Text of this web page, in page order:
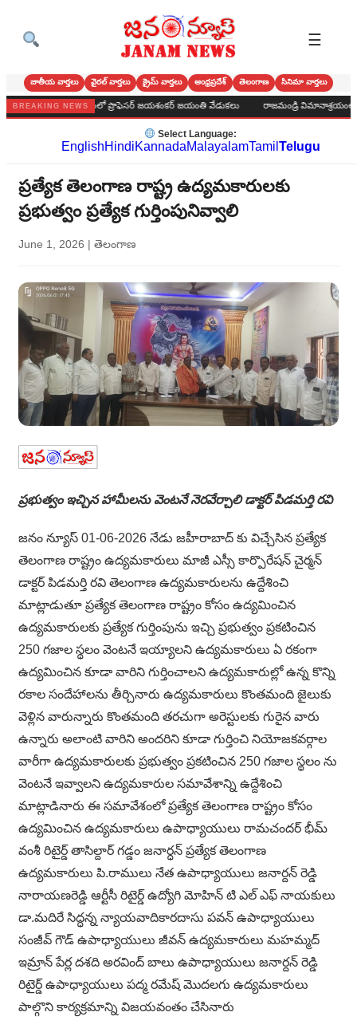
☰
జాతీయ వార్తలు వైరల్ వార్తలు క్రైమ్ వార్తలు ఆంధ్రప్రదేశ్ తెలంగాణ సినిమా వార్తలు
BREAKING NEWS
కార్యాలయంలో ప్రొఫెసర్ జయశంకర్ జయంతి వేడుకలు రాజమండ్రి విమానాశ్రయంలో పూసర్ల
Select Language:
EnglishHindiKannadaMalayalamTamil Telugu
ప్రత్యేక తెలంగాణ రాష్ట్ర ఉద్యమకారులకు
ప్రభుత్వం ప్రత్యేక గుర్తింపునివ్వాలి
June 1, 2026 | తెలంగాణ
ప్రభుత్వం ఇచ్చిన హామీలను వెంటనే నెరవేర్చాలి డాక్టర్ పిడమర్తి రవి
జనం న్యూస్ 01-06-2026 నేడు జహీరాబాద్ కు విచ్చేసిన ప్రత్యేక
తెలంగాణ రాష్ట్రం ఉద్యమకారులు మాజీ ఎస్సీ కార్పొరేషన్ చైర్మన్
డాక్టర్ పిడమర్తి రవి తెలంగాణ ఉద్యమకారులను ఉద్దేశించి
మాట్లాడుతూ ప్రత్యేక తెలంగాణ రాష్ట్రం కోసం ఉద్యమించిన
ఉద్యమకారులకు ప్రత్యేక గుర్తింపును ఇచ్చి ప్రభుత్వం ప్రకటించిన
250 గజాల స్థలం వెంటనే ఇయ్యాలని ఉద్యమకారులు ఏ రకంగా
ఉద్యమించిన కూడా వారిని గుర్తించాలని ఉద్యమకారుల్లో ఉన్న కొన్ని
రకాల సందేహాలను తీర్చినారు ఉద్యమకారులు కొంతమంది జైలుకు
వెళ్లిన వారున్నారు కొంతమంది తరచుగా అరెస్టులకు గురైన వారు
ఉన్నారు అలాంటి వారిని అందరిని కూడా గుర్తించి నియోజకవర్గాల
వారీగా ఉద్యమకారులకు ప్రభుత్వం ప్రకటించిన 250 గజాల స్థలం ను
వెంటనే ఇవ్వాలని ఉద్యమకారుల సమావేశాన్ని ఉద్దేశించి
మాట్లాడినారు ఈ సమావేశంలో ప్రత్యేక తెలంగాణ రాష్ట్రం కోసం
ఉద్యమించిన ఉద్యమకారులు ఉపాధ్యాయులు రామచందర్ భీమ్
వంశీ రిటైర్డ్ తాసిల్దార్ గడ్డం జనార్ధన్ ప్రత్యేక తెలంగాణ
ఉద్యమకారులు పి.రాములు నేత ఉపాధ్యాయులు జనార్దన్ రెడ్డి
నారాయణరెడ్డి ఆర్టీసీ రిటైర్డ్ ఉద్యోగి మోహిన్ టి ఎల్ ఎఫ్ నాయకులు
డా.మదిరే సిద్ధన్న న్యాయవాదికారదాసు పవన్ ఉపాధ్యాయులు
సంజీవ్ గౌడ్ ఉపాధ్యాయులు జీవన్ ఉద్యమకారులు మహమ్మద్
ఇమ్రాన్ పేర్ల దశది అరవింద్ బాలు ఉపాధ్యాయులు జనార్దన్ రెడ్డి
రిటైర్డ్ ఉపాధ్యాయులు పద్మ రమేష్ మొదలగు ఉద్యమకారులు
పాల్గొని కార్యక్రమాన్ని విజయవంతం చేసినారు